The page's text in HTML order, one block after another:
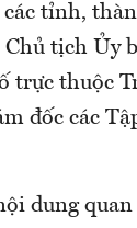
tỉnh,
tịch Ủy
trực thuộc
đốc các
dung quan